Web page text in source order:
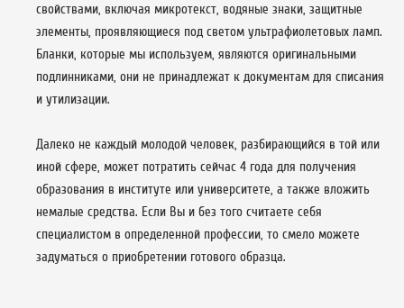
свойствами, включая микротекст, водяные знаки, защитные
элементы, проявляющиеся под светом ультрафиолетовых ламп.
Бланки, которые мы используем, являются оригинальными
подлинниками, они не принадлежат к документам для списания
и утилизации.
Далеко не каждый молодой человек, разбирающийся в той или
иной сфере, может потратить сейчас 4 года для получения
образования в институте или университете, а также вложить
немалые средства. Если Вы и без того считаете себя
специалистом в определенной профессии, то смело можете
задуматься о приобретении готового образца.